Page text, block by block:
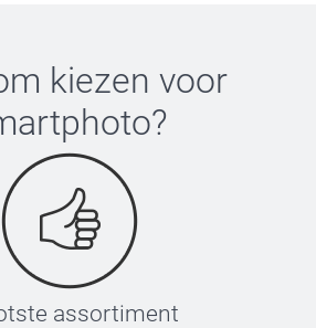
kiezen voor
?
assortiment